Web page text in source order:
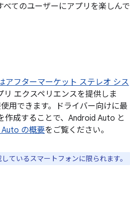
てのユーザーにアプリを楽しんで
アフターマーケット ステレオ シス
エクスペリエンスを提供しま
用できます。ドライバー向けに最
成することで、Android Auto と
の概要をご覧ください。
いるスマートフォンに限られます。